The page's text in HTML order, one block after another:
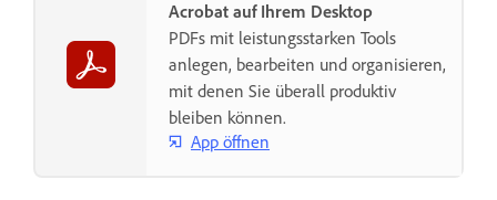
Acrobat auf Ihrem Desktop
PDFs mit leistungsstarken Tools
anlegen, bearbeiten und organisieren,
mit denen Sie überall produktiv
bleiben können.
App öffnen